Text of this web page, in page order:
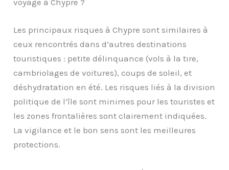
voyage à Chypre ?
Les principaux risques à Chypre sont similaires à
ceux rencontrés dans d’autres destinations
touristiques : petite délinquance (vols à la tire,
cambriolages de voitures), coups de soleil, et
déshydratation en été. Les risques liés à la division
politique de l’île sont minimes pour les touristes et
les zones frontalières sont clairement indiquées.
La vigilance et le bon sens sont les meilleures
protections.